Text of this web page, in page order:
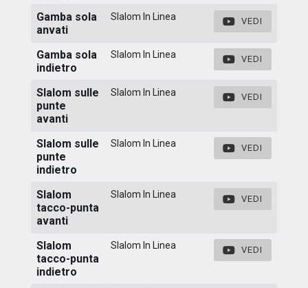
Gamba sola
anvati
Slalom In Linea VEDI
Gamba sola
indietro
Slalom In Linea VEDI
Slalom sulle
punte
avanti
Slalom In Linea VEDI
Slalom sulle
punte
indietro
Slalom In Linea VEDI
Slalom
tacco-punta
avanti
Slalom In Linea VEDI
Slalom
tacco-punta
indietro
Slalom In Linea VEDI